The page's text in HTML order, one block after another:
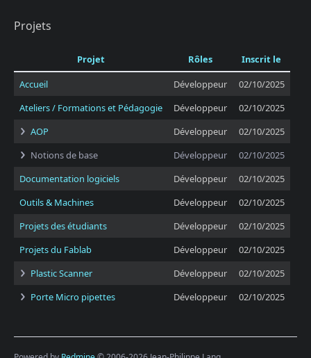
Projets
Projet Rôles
Inscrit le
Accueil
Développeur
02/10/2025
Ateliers / Formations et Pédagogie
Développeur
02/10/2025
AOP
Développeur
02/10/2025
Notions de base
Développeur
02/10/2025
Documentation logiciels
Développeur
02/10/2025
Outils & Machines
Développeur
02/10/2025
Projets des étudiants
Développeur
02/10/2025
Projets du Fablab
Développeur
02/10/2025
Plastic Scanner
Développeur
02/10/2025
Porte Micro pipettes
Développeur 02/10/2025